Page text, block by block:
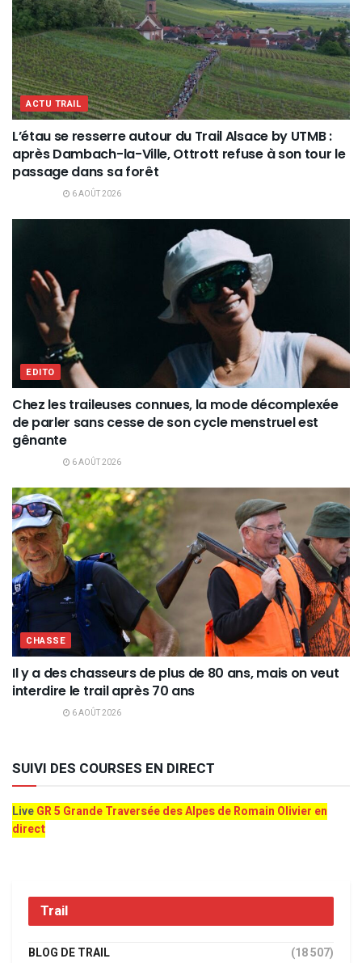
ACTU TRAIL
L’étau se resserre autour du Trail Alsace by UTMB :
après Dambach-la-Ville, Ottrott refuse à son tour le
passage dans sa forêt
6 AOÛT 2026
EDITO
Chez les traileuses connues, la mode décomplexée
de parler sans cesse de son cycle menstruel est
gênante
6 AOÛT 2026
CHASSE
Il y a des chasseurs de plus de 80 ans, mais on veut
interdire le trail après 70 ans
6 AOÛT 2026
SUIVI DES COURSES EN DIRECT
LiveGR 5 Grande Traversée des Alpes de Romain Olivier en
direct
Trail
BLOG DE TRAIL (18 507)